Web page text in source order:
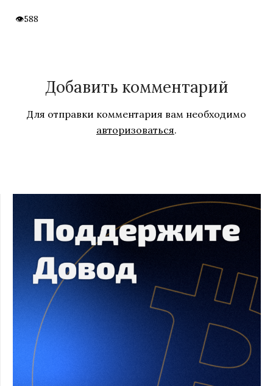
588
Добавить комментарий
Для отправки комментария вам необходимо
авторизоваться.